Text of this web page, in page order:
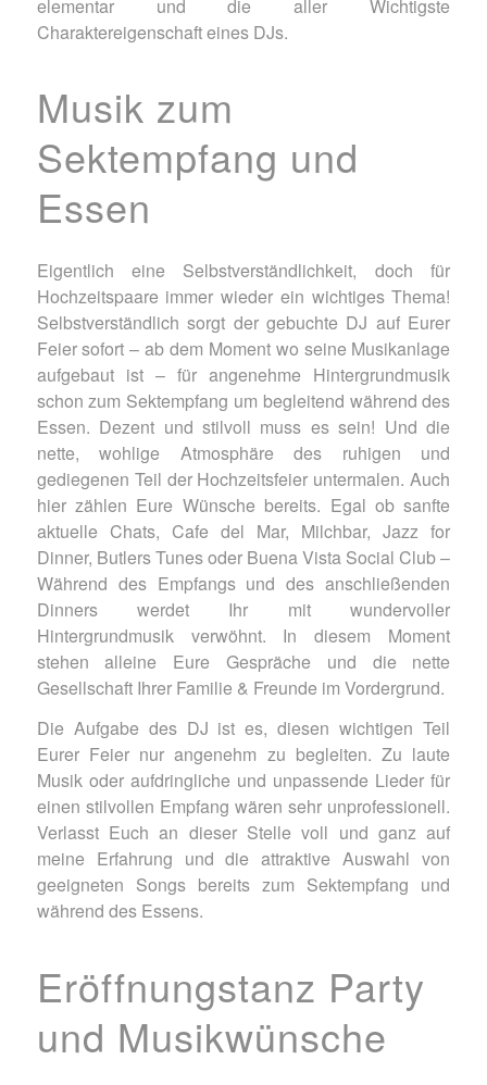
elementar und die aller Wichtigste
Charaktereigenschaft eines DJs.
Musik zum
Sektempfang und
Essen
Eigentlich eine Selbstverständlichkeit, doch für
Hochzeitspaare immer wieder ein wichtiges Thema!
Selbstverständlich sorgt der gebuchte DJ auf Eurer
Feier sofort – ab dem Moment wo seine Musikanlage
aufgebaut ist – für angenehme Hintergrundmusik
schon zum Sektempfang um begleitend während des
Essen. Dezent und stilvoll muss es sein! Und die
nette, wohlige Atmosphäre des ruhigen und
gediegenen Teil der Hochzeitsfeier untermalen. Auch
hier zählen Eure Wünsche bereits. Egal ob sanfte
aktuelle Chats, Cafe del Mar, Milchbar, Jazz for
Dinner, Butlers Tunes oder Buena Vista Social Club –
Während des Empfangs und des anschließenden
Dinners werdet Ihr mit wundervoller
Hintergrundmusik verwöhnt. In diesem Moment
stehen alleine Eure Gespräche und die nette
Gesellschaft Ihrer Familie & Freunde im Vordergrund.
Die Aufgabe des DJ ist es, diesen wichtigen Teil
Eurer Feier nur angenehm zu begleiten. Zu laute
Musik oder aufdringliche und unpassende Lieder für
einen stilvollen Empfang wären sehr un­pro­fes­si­o­nell.
Verlasst Euch an dieser Stelle voll und ganz auf
meine Erfahrung und die attraktive Auswahl von
geeigneten Songs bereits zum Sektempfang und
während des Essens.
Eröffnungstanz Party
und Musikwünsche